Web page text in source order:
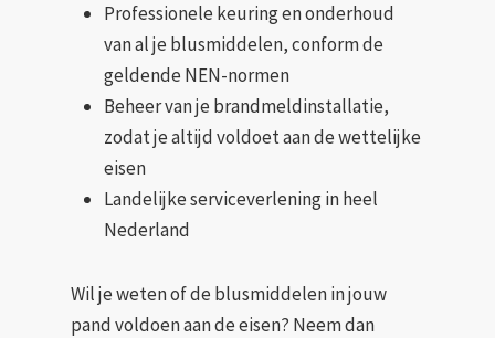
Professionele keuring en onderhoud
van al je blusmiddelen, conform de
geldende NEN-normen
Beheer van je brandmeldinstallatie,
zodat je altijd voldoet aan de wettelijke
eisen
Landelijke serviceverlening in heel
Nederland
Wil je weten of de blusmiddelen in jouw
pand voldoen aan de eisen? Neem dan